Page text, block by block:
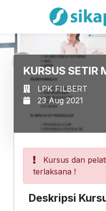
KURSUS SETIR
LPK FILBERT
23 Aug 2021
Kursus dan
terlaksana !
Deskripsi